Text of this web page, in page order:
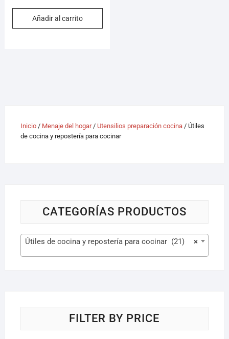
Añadir al carrito
Inicio/ Menaje del hogar/ Utensilios preparación cocina/ Útiles
de cocina y repostería para cocinar
CATEGORÍAS PRODUCTOS
×
Útiles de cocina y repostería para cocinar (21)
FILTER BY PRICE